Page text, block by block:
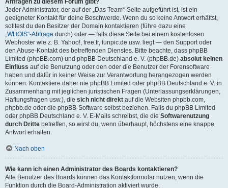
Anfragen zu diesem Forum gibt?
Jeder Administrator, der auf der „Das Team“-Seite aufgeführt ist, ist ein
geeigneter Kontakt für deine Beschwerde. Wenn du so keine Antwort erhältst,
solltest du den Besitzer der Domain kontaktieren (führe dazu eine
„WHOIS“-Abfrage durch) oder — falls diese Seite bei einem kostenlosen
Webhoster wie z. B. Yahoo!, free.fr, funpic.de usw. liegt — den Support oder
den Abuse-Kontakt des betreffenden Dienstes. Bitte beachte, dass phpBB
Limited (phpBB.com) und phpBB Deutschland e. V. (phpBB.de) absolut keinen
Einfluss auf die Benutzung oder den oder die Benutzer der Forensoftware
haben und dafür in keiner Weise zur Verantwortung herangezogen werden
können. Kontaktiere daher nie phpBB Limited oder phpBB Deutschland e. V. in
Zusammenhang mit jeglichen juristischen Fragen (Unterlassungserklärungen,
Haftungsfragen usw.), die sich nicht direkt auf die Websiten phpbb.com,
phpbb.de oder die phpBB-Software selbst beziehen. Falls du phpBB Limited
oder phpBB Deutschland e. V. E-Mails schreibst, die die Softwarenutzung
durch Dritte betreffen, so wirst du, wenn überhaupt, höchstens eine knappe
Antwort erhalten.
Nach oben
Wie kann ich einen Administrator des Boards kontaktieren?
Alle Benutzer des Boards können das Kontaktformular nutzen, wenn die
Funktion durch die Board-Administration aktiviert wurde.